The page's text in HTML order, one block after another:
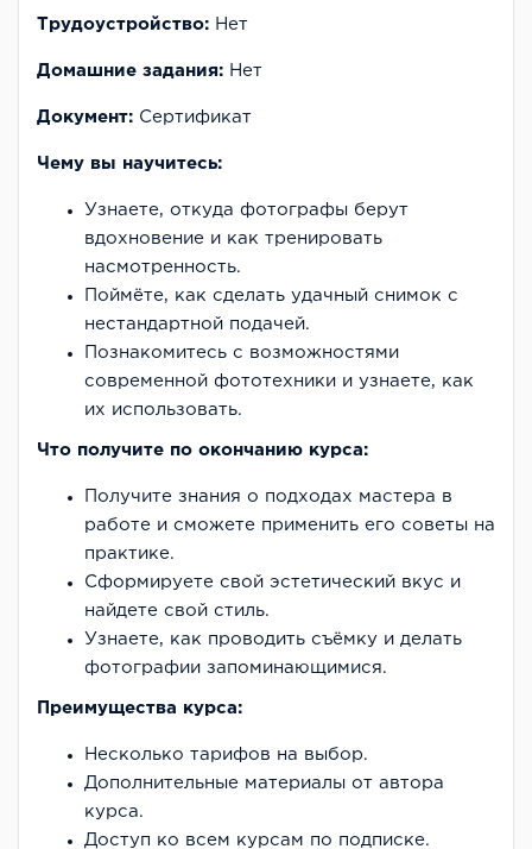
Трудоустройство: Нет
Домашние задания: Нет
Документ: Cертификат
Чему вы научитесь:
Узнаете, откуда фотографы берут
вдохновение и как тренировать
насмотренность.
Поймёте, как сделать удачный снимок с
нестандартной подачей.
Познакомитесь с возможностями
современной фототехники и узнаете, как
их использовать.
Что получите по окончанию курса:
Получите знания о подходах мастера в
работе и сможете применить его советы на
практике.
Сформируете свой эстетический вкус и
найдете свой стиль.
Узнаете, как проводить съёмку и делать
фотографии запоминающимися.
Преимущества курса:
Несколько тарифов на выбор.
Дополнительные материалы от автора
курса.
Доступ ко всем курсам по подписке.